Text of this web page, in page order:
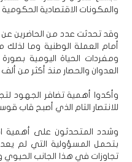
والمكونات الاقتصادية الحكومية
وقد تحدثت عدد من الحاضرين عن
أمام العملة الوطنية وما
ومفردات الحياة اليومية
العدوان والحصار منذ أكثر من ألف
وأكدوا أهمية تضافر الجهود
للانتصار التام الذي أصبح قاب
وشدد المتحدثون على أهمية
بتحمل المسؤولية التي لم
تجاوزات في هذا الجانب الحيوي